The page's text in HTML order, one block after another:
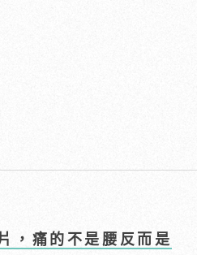
，痛的不是腰反而是